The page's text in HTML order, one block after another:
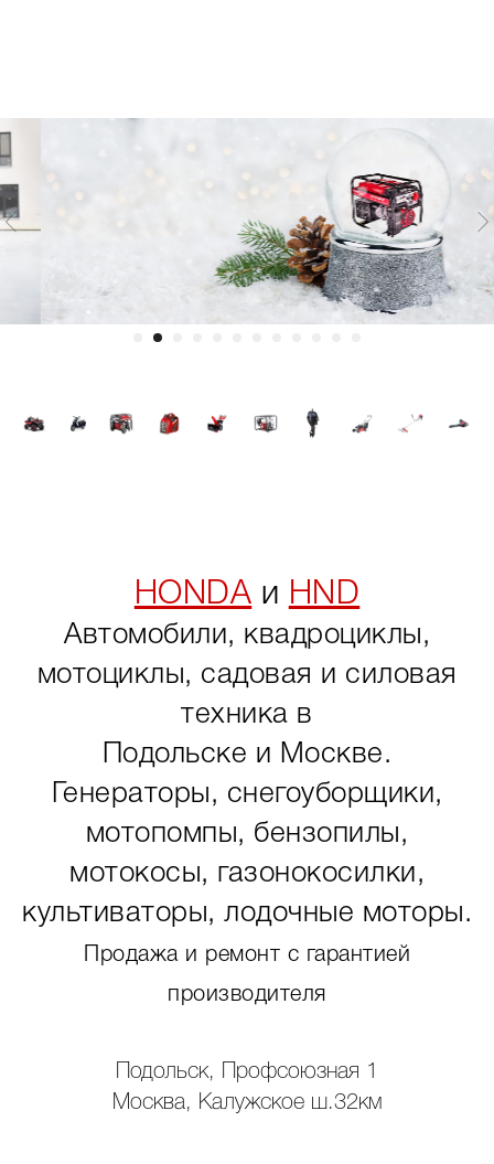
HONDA и HND
Автомобили, квадроциклы,
мотоциклы, садовая и силовая
техника в
Подольске и Москве.
Генераторы, снегоуборщики,
мотопомпы, бензопилы,
мотокосы, газонокосилки,
культиваторы, лодочные моторы.
Продажа и ремонт с гарантией
производителя
Подольск, Профсоюзная 1
Москва, Калужское ш.32км